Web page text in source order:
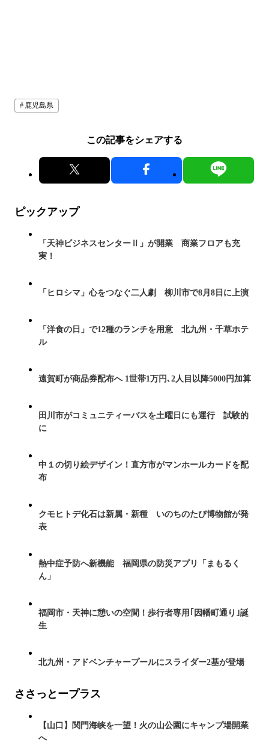
鹿児島県
この記事をシェアする
ピックアップ
「天神ビジネスセンターⅡ」が開業 商業フロアも充
実！
「ヒロシマ」心をつなぐ二人劇 柳川市で8月8日に上演
「洋食の日」で12種のランチを用意 北九州・千草ホテ
ル
遠賀町が商品券配布へ 1世帯1万円､2人目以降5000円加算
田川市がコミュニティーバスを土曜日にも運行 試験的
に
中１の切り絵デザイン！直方市がマンホールカードを配
布
クモヒトデ化石は新属・新種 いのちのたび博物館が発
表
熱中症予防へ新機能 福岡県の防災アプリ「まもるく
ん」
福岡市・天神に憩いの空間！歩行者専用｢因幡町通り｣誕
生
北九州・アドベンチャープールにスライダー2基が登場
ささっとープラス
【山口】関門海峡を一望！火の山公園にキャンプ場開業
へ